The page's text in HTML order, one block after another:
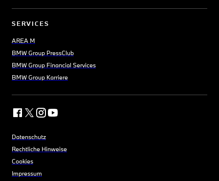
SERVICES
AREA M
BMW Group PressClub
BMW Group Financial Services
BMW Group Karriere
Datenschutz
Rechtliche Hinweise
Cookies
Impressum